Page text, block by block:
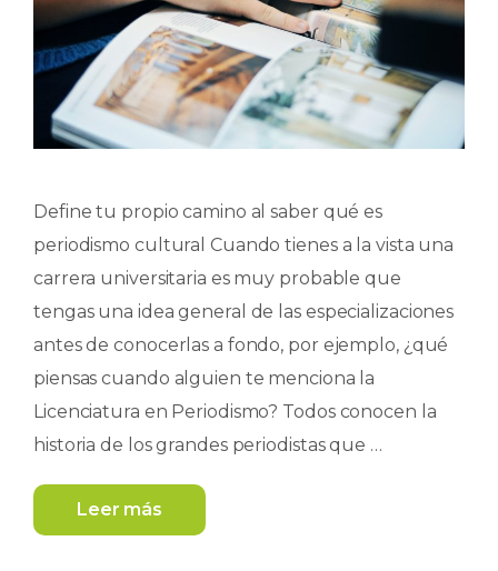
Define tu propio camino al saber qué es
periodismo cultural Cuando tienes a la vista una
carrera universitaria es muy probable que
tengas una idea general de las especializaciones
antes de conocerlas a fondo, por ejemplo, ¿qué
piensas cuando alguien te menciona la
Licenciatura en Periodismo? Todos conocen la
historia de los grandes periodistas que …
Leer más